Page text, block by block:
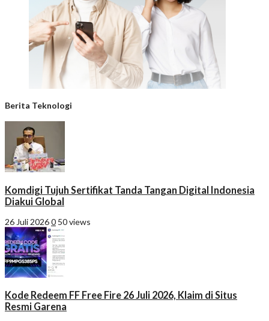
Berita Teknologi
Komdigi Tujuh Sertifikat Tanda Tangan Digital Indonesia
Diakui Global
26 Juli 20260 50 views
Kode Redeem FF Free Fire 26 Juli 2026, Klaim di Situs
Resmi Garena